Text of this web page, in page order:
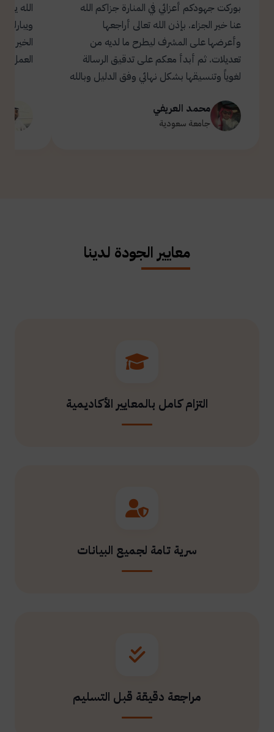
بوركت جهودكم أعزائي في المنارة جزاكم الله
عنا خير الجزاء. بإذن الله تعالى أراجعها
وأعرضها على المشرف ليطرح ما لديه من
تعديلات. ثم أبدأ معكم على تدقيق الرسالة
لغوياً وتنسيقها بشكل نهائي وفق الدليل وبالله
محمد العريفي
جامعة سعودية
الله
العمل.
معايير الجودة لدينا
التزام كامل بالمعايير الأكاديمية
سرية تامة لجميع البيانات
مراجعة دقيقة قبل التسليم